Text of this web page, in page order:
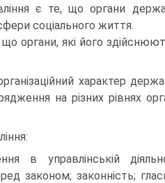
є те, що органи
соціального життя.
що органи, які його
характер
на різних рівнях
в управлінській
законом; законність;